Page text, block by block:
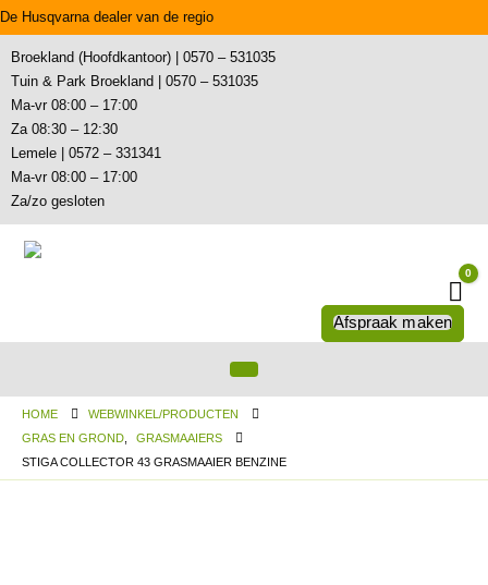
De Husqvarna dealer van de regio
Broekland (Hoofdkantoor) | 0570 – 531035
Tuin & Park Broekland | 0570 – 531035
Ma-vr 08:00 – 17:00
Za 08:30 – 12:30
Lemele | 0572 – 331341
Ma-vr 08:00 – 17:00
Za/zo gesloten
0
Afspraak maken
HOME
WEBWINKEL/PRODUCTEN
GRAS EN GROND
GRASMAAIERS
STIGA COLLECTOR 43 GRASMAAIER BENZINE